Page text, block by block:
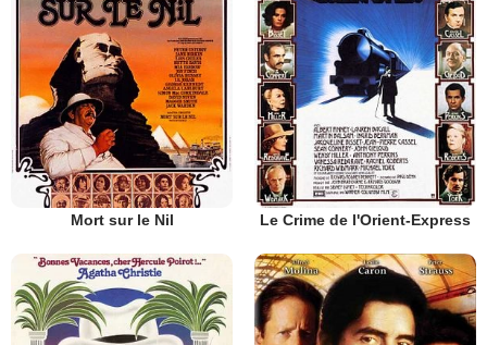
Mort sur le Nil Le Crime de l'Orient-Express